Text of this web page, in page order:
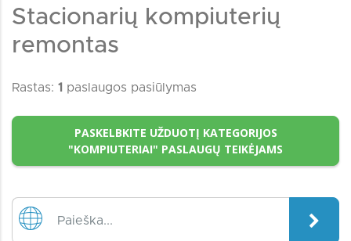
Stacionarių kompiuterių
remontas
Rastas: 1 paslaugos pasiūlymas
PASKELBKITE UŽDUOTĮ KATEGORIJOS
"KOMPIUTERIAI" PASLAUGŲ TEIKĖJAMS